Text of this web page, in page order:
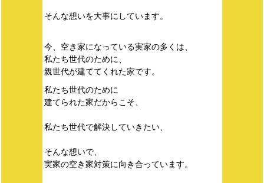
そんな想いを大事にしています。
今、空き家になっている実家の多くは、
私たち世代のために、
親世代が建ててくれた家です。
私たち世代のために
建てられた家だからこそ、
私たち世代で解決していきたい、
そんな想いで、
実家の空き家対策に向き合っています。